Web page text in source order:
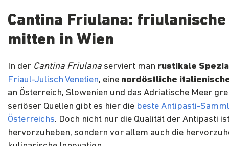
Cantina Friulana: friulanische
mitten in Wien
In der Cantina Friulana serviert man rustikale
Friaul-Julisch Venetien, eine nordöstliche
an Österreich, Slowenien und das Adriatische Meer
seriöser Quellen gibt es hier die beste Antipasti-
Österreichs. Doch nicht nur die Qualität der Antipasti
hervorzuheben, sondern vor allem auch die